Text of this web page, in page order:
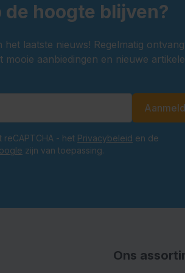
de hoogte blijven?
het laatste nieuws! Regelmatig
mooie aanbiedingen en nieuwe
reCAPTCHA - het Privacybeleid en de
zijn van toepassing.
Ons